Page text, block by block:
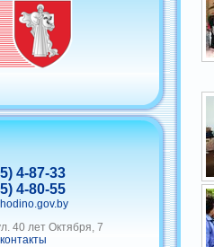
4-87-33
4-80-55
40 лет Октября, 7